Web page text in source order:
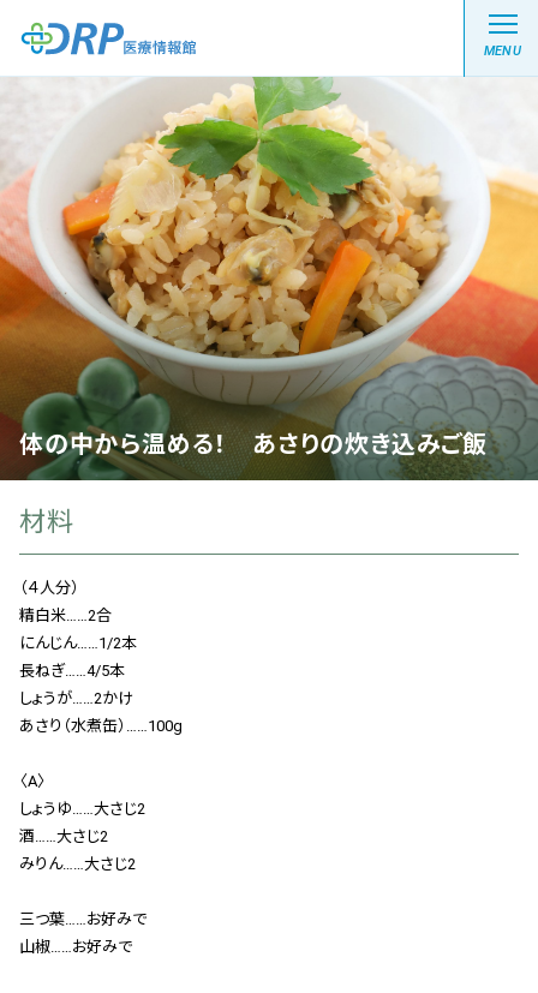
MENU
最新の注目記事
栄養健康レシピ
医療系学生記事
健康川柳
DRP医療情報館とは?
お知らせ
お問い合わせ
体の中から温める！ あさりの炊き込みご飯
材料
（４人分）
精白米……2合
にんじん……1/2本
長ねぎ……4/5本
しょうが……2かけ
あさり（水煮缶）……100g
〈A〉
しょうゆ……大さじ2
酒……大さじ2
みりん……大さじ2
三つ葉……お好みで
山椒……お好みで